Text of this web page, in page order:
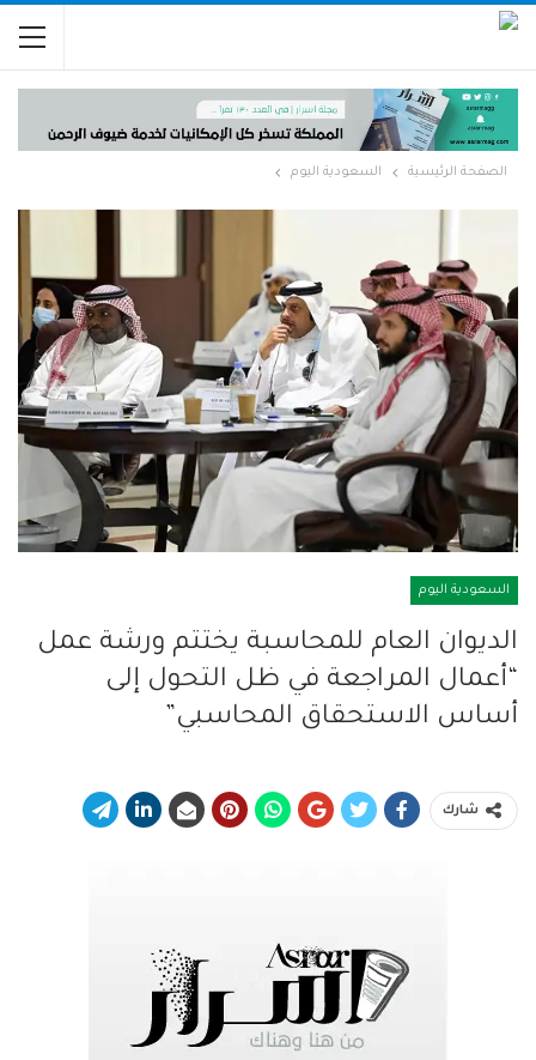
الصفحة الرئيسية السعودية اليوم
السعودية اليوم
الديوان العام للمحاسبة يختتم ورشة عمل
“أعمال المراجعة في ظل التحول إلى
أساس الاستحقاق المحاسبي”
شارك